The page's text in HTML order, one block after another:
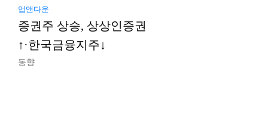
업앤다운
증권주 상승, 상상인증권
↑·한국금융지주↓
동향